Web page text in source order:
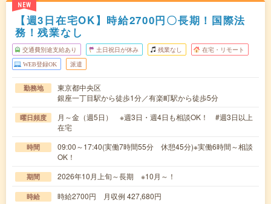
NEW
【週3日在宅OK】時給2700円〇長期！国際法
務！残業なし
交通費別途支給あり 土日祝日が休み 残業なし 在宅・リモート
WEB登録OK 派遣
勤務地
東京都中央区
銀座一丁目駅から徒歩1分／有楽町駅から徒歩5分
曜日頻度
月～金（週5日） ※週3日・週4日も相談OK！ #週3日以上
在宅
時間
09:00～17:40(実働7時間55分 休憩45分)※実働6時間～相談
OK！
期間 2026年10月上旬～長期 ※10月～！
時給 時給2700円 月収例 427,680円